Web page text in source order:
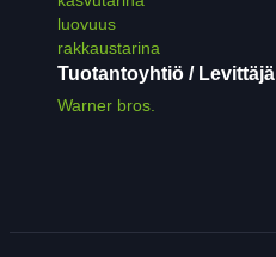
luovuus
rakkaustarina
Tuotantoyhtiö / Levittäjä
Warner bros.